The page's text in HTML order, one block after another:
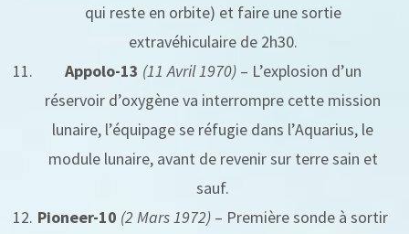
qui reste en orbite) et faire une sortie
extravéhiculaire de 2h30.
Appolo-13 (11 Avril 1970)– L’explosion d’un
réservoir d’oxygène va interrompre cette mission
lunaire, l’équipage se réfugie dans l’Aquarius, le
module lunaire, avant de revenir sur terre sain et
sauf.
Pioneer-10 (2 Mars 1972) – Première sonde à sortir